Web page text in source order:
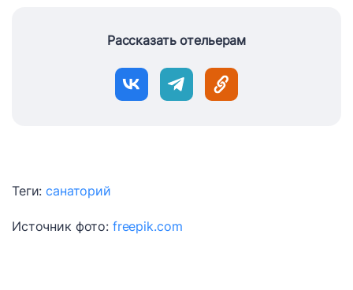
Рассказать отельерам
Теги:санаторий
Источник фото: freepik.com